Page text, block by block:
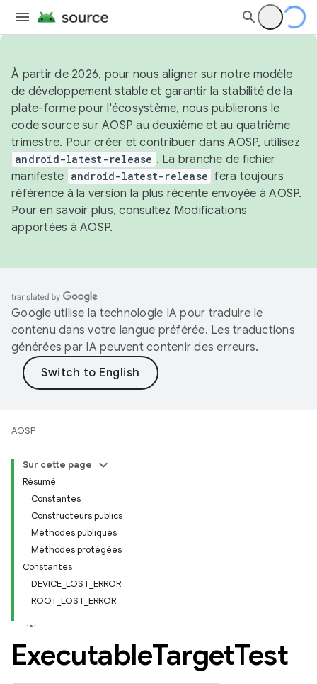
À partir de 2026, pour nous aligner sur notre modèle
de développement stable et garantir la stabilité de la
plate-forme pour l'écosystème, nous publierons le
code source sur AOSP au deuxième et au quatrième
trimestre. Pour créer et contribuer dans AOSP, utilisez
android-latest-release . La branche de fichier
manifeste android-latest-release fera toujours
référence à la version la plus récente envoyée à AOSP.
Pour en savoir plus, consultez Modifications
apportées à AOSP.
Google utilise la technologie IA pour traduire le
contenu dans votre langue préférée. Les traductions
générées par IA peuvent contenir des erreurs.
AOSP
Sur cette page
Résumé
Constantes
Constructeurs publics
Méthodes publiques
Méthodes protégées
Constantes
DEVICE_LOST_ERROR
ROOT_LOST_ERROR
ExecutableTargetTest